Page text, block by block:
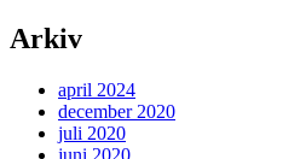
Arkiv
april 2024
december 2020
juli 2020